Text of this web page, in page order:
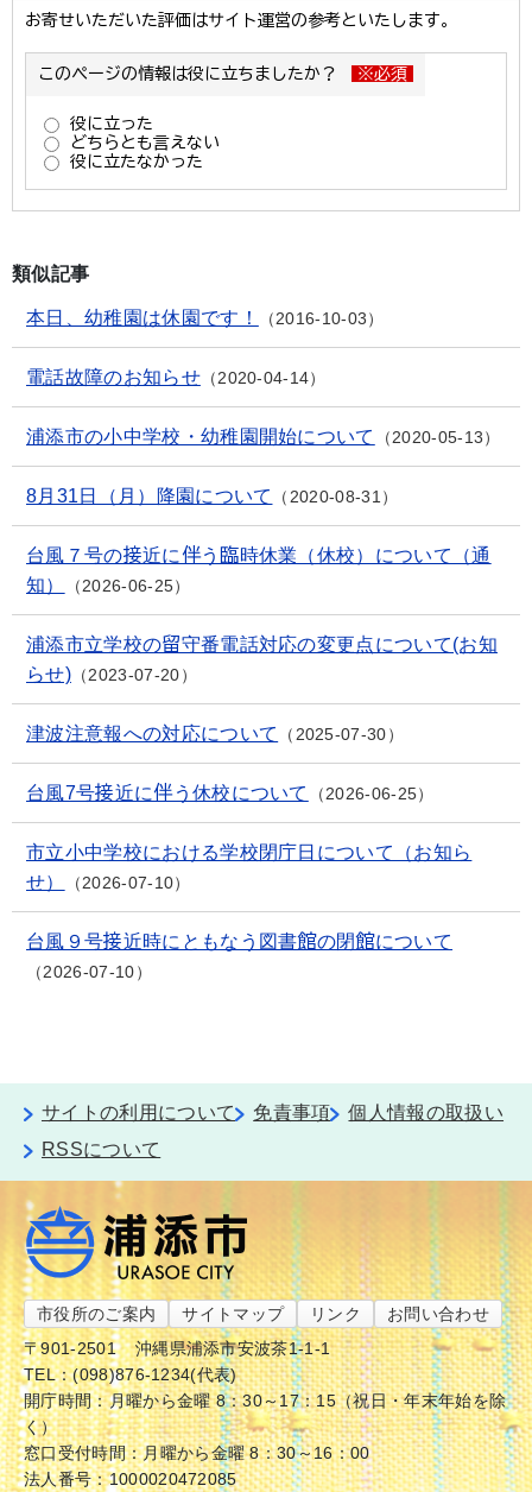
類似記事
本日、幼稚園は休園です！ 2016-10-03
電話故障のお知らせ 2020-04-14
浦添市の小中学校・幼稚園開始について 2020-05-13
8月31日（月）降園について 2020-08-31
台風７号の接近に伴う臨時休業（休校）について（通
知）
2026-06-25
浦添市立学校の留守番電話対応の変更点について(お知
らせ)
2023-07-20
津波注意報への対応について 2025-07-30
台風7号接近に伴う休校について 2026-06-25
市立小中学校における学校閉庁日について（お知ら
せ）
2026-07-10
台風９号接近時にともなう図書館の閉館について
2026-07-10
サイトの利用について 免責事項
個人情報の取扱い
RSSについて
市役所のご案内 サイトマップ リンク
お問い合わせ
〒901-2501
沖縄県浦添市安波茶1-1-1
TEL：(098)876-1234(代表)
開庁時間：月曜から金曜 8：30～17：15（祝日・年末年始を除
く）
窓口受付時間：月曜から金曜 8：30～16：00
法人番号：1000020472085